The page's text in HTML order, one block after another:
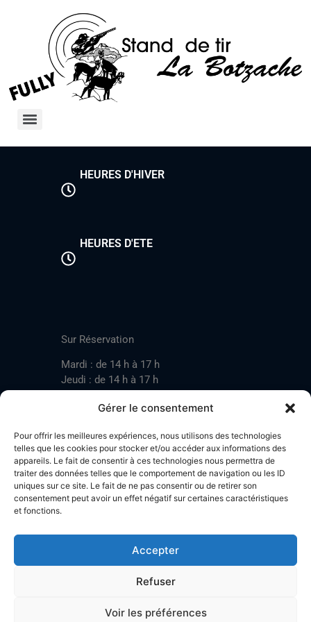
Gérer le consentement
Pour offrir les meilleures expériences, nous utilisons des technologies
telles que les cookies pour stocker et/ou accéder aux informations des
appareils. Le fait de consentir à ces technologies nous permettra de
traiter des données telles que le comportement de navigation ou les ID
uniques sur ce site. Le fait de ne pas consentir ou de retirer son
consentement peut avoir un effet négatif sur certaines caractéristiques
et fonctions.
Accepter
Refuser
Voir les préférences
HEURES D'HIVER
HEURES D'ETE
Sur Réservation
Mardi : de 14 h à 17 h
Jeudi : de 14 h à 17 h
Mardi : de 17 h à 20 h
Jeudi : de 17 h à 20 h
Samedi : de 14 h à 17 h
Stand de tir LA BOTZACHE
Près de Mazembroz
Tel: +41 (0)79 220 41 69
Plan d'accès